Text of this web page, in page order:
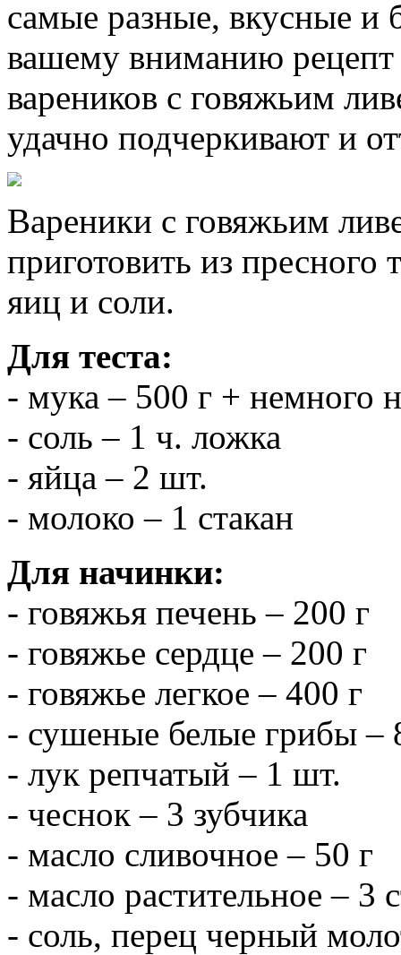
самые разные, вкусные
вашему вниманию
вареников с говяжьим
удачно подчеркивают и
Вареники с говяжьим
приготовить из пресного
яиц и соли.
Для теста:
- мука – 500 г + немного
- соль – 1 ч. ложка
- яйца – 2 шт.
- молоко – 1 стакан
Для начинки:
- говяжья печень – 200 г
- говяжье сердце – 200 г
- говяжье легкое – 400 г
- сушеные белые грибы –
- лук репчатый – 1 шт.
- чеснок – 3 зубчика
- масло сливочное – 50 г
- масло растительное – 3
- соль, перец черный